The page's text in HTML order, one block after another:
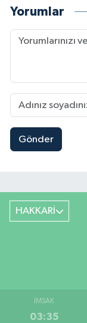
Yorumlar
Gönder
HAKKARİ
İMSAK
03:35